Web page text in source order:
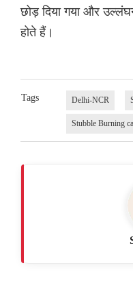
छोड़ दिया गया और
होते हैं।
Tags Delhi-NCR
Stubble Burning